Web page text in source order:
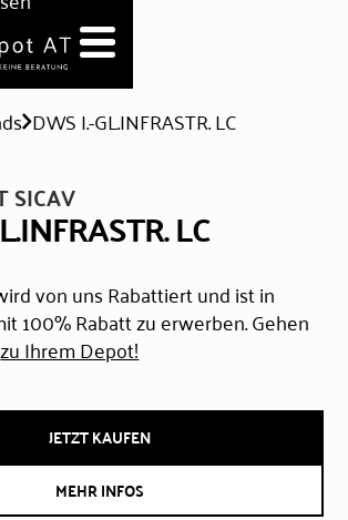
DWS I.-GL.INFRASTR. LC
SICAV
LC
von uns Rabattiert und ist in
100% Rabatt zu erwerben. Gehen
zu Ihrem Depot!
JETZT KAUFEN
MEHR INFOS